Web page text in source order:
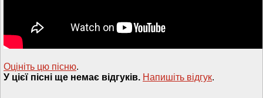
Оцініть цю пісню.
У цієї пісні ще немає відгуків. Напишiть вiдгук.